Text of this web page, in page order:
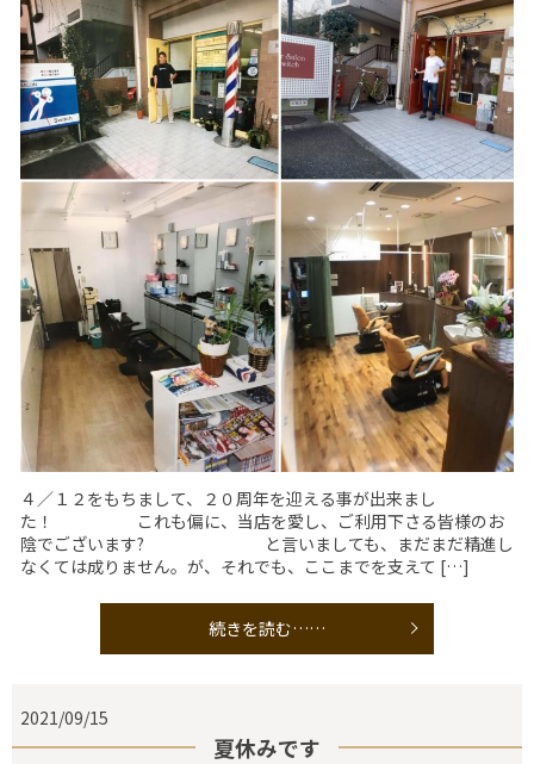
４／１２をもちまして、２０周年を迎える事が出来まし
た！ これも偏に、当店を愛し、ご利用下さる皆様のお
陰でございます? と言いましても、まだまだ精進し
なくては成りません。が、それでも、ここまでを支えて […]
続きを読む……
2021/09/15
夏休みです